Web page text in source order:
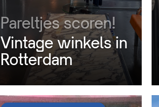
Pareltjes scoren!
Vintage winkels in
Rotterdam